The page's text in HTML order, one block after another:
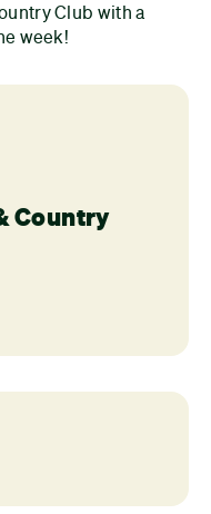
Club with a
week!
Country